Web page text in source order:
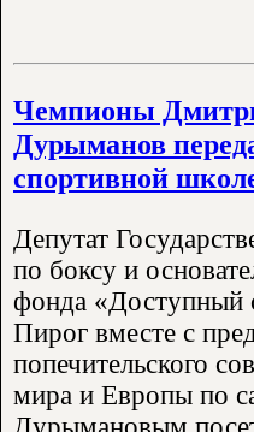
Чемпионы
Дурыманов
спортивной
Депутат
по боксу и
фонда «Доступный
Пирог вместе с
попечительского
мира и Европы по